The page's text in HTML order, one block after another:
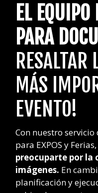
EL EQUIPO
PARA
RESALTAR
MÁS
EVENTO!
Con nuestro
para EXPOS y Ferias,
preocuparte por la
imágenes. En
planificación y